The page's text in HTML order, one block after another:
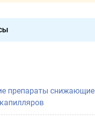
препараты снижающие